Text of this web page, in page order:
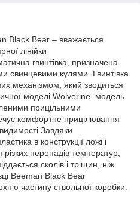
Black Bear – вважається
лінійки
гвинтівка, призначена
свинцевими кулями. Гвинтівка
механізмом, який зводиться
моделі Wolverine, модель
прицільними
комфортне прицілювання
в конструкції ложі і
різких перепадів температур,
сколів і тріщин, ніж
Beeman Black Bear
частину ствольної коробки.